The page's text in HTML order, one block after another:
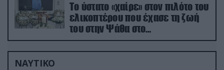
Το ύστατο «χαίρε» στον πιλότο του
ελικοπτέρου που έχασε τη ζωή
του στην Ψάθα στο
αποτεφρωτήριο Ριτσώνας
ΝΑΥΤΙΚΟ